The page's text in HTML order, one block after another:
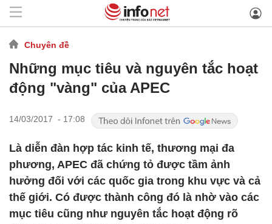
Chuyên đề
Những mục tiêu và nguyên tắc hoạt
động "vàng" của APEC
14/03/2017 - 17:08
Là diễn đàn hợp tác kinh tế, thương mại đa
phương, APEC đã chứng tỏ được tầm ảnh
hưởng đối với các quốc gia trong khu vực và cả
thế giới. Có được thành công đó là nhờ vào các
mục tiêu cũng như nguyên tắc hoạt động rõ